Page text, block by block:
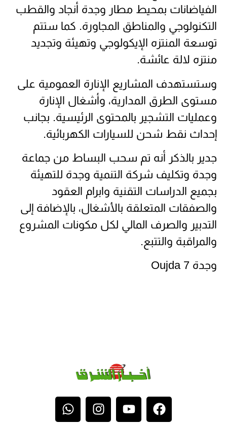
الفياضانات بمحيط مطار وجدة أنجاد والقطب
التكنولوجي والمناطق المجاورة. كما ستتم
توسعة المنتزه الإيكولوجي وتهيئة وتجديد
منتزه لالة عائشة.
وستستهدف المشاريع الإنارة العمومية على
مستوى الطرق المدارية، وأشغال الإنارة
وعمليات التشجير بالمحتوى الرئيسية. بجانب
إحداث نقط شحن للسيارات الكهربائية.
جدير بالذكر أنه تم سحب البساط من جماعة
وجدة وتكليف شركة التنمية وجدة للتهيئة
بجميع الدراسات التقنية وابرام العقود
والصفقات المتعلقة بالأشغال، بالإضافة إلى
التدبير والصرف المالي لكل مكونات المشروع
والمراقبة والتتبع.
وجدة 7 Oujda